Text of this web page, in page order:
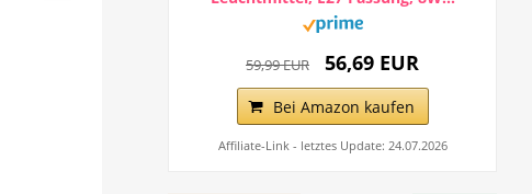
59,99 EUR 56,69 EUR
Bei Amazon kaufen
Affiliate-Link - letztes Update: 24.07.2026